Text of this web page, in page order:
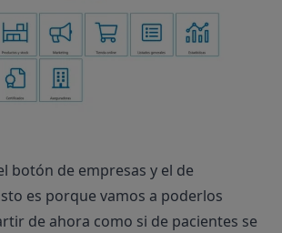
botón de empresas y el de
es porque vamos a poderlos
de ahora como si de pacientes se